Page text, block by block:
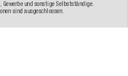
und sonstige Selbstständige.
sind ausgeschlossen.